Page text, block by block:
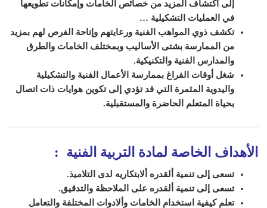
إلى اكتشاف المزيد من خصائص الخامات وإمكانات تطويعها
في العمليات التشكيلية …
تكشف ذوي المواهب الفنية ورعايتهم وإتاحة الفرص لهم بمزيد
من الممارسة بشتى الأساليب وبمختلف الخامات والطرق
والمدارس الفنية والتكنيكية.
شغل أوقات الفراغ بممارسة الأعمال الفنية والتشكيلية
واليدوية المثمرة التي قد تؤدي إلى تكوين هوايات ذات اتصال
بحياة المتعلم الحاضرة والمستقبلية.
الأهداف الخاصة لمادة التربية الفنية :
تسعى إلى تنمية ألقدره ألابتكاريه لدى التلاميذ.
تسعى إلى تنمية ألقدره على الملاحظة والتدقيق.
تعلم كيفية استخدام الخامات وألادوات المختلفة والتعامل